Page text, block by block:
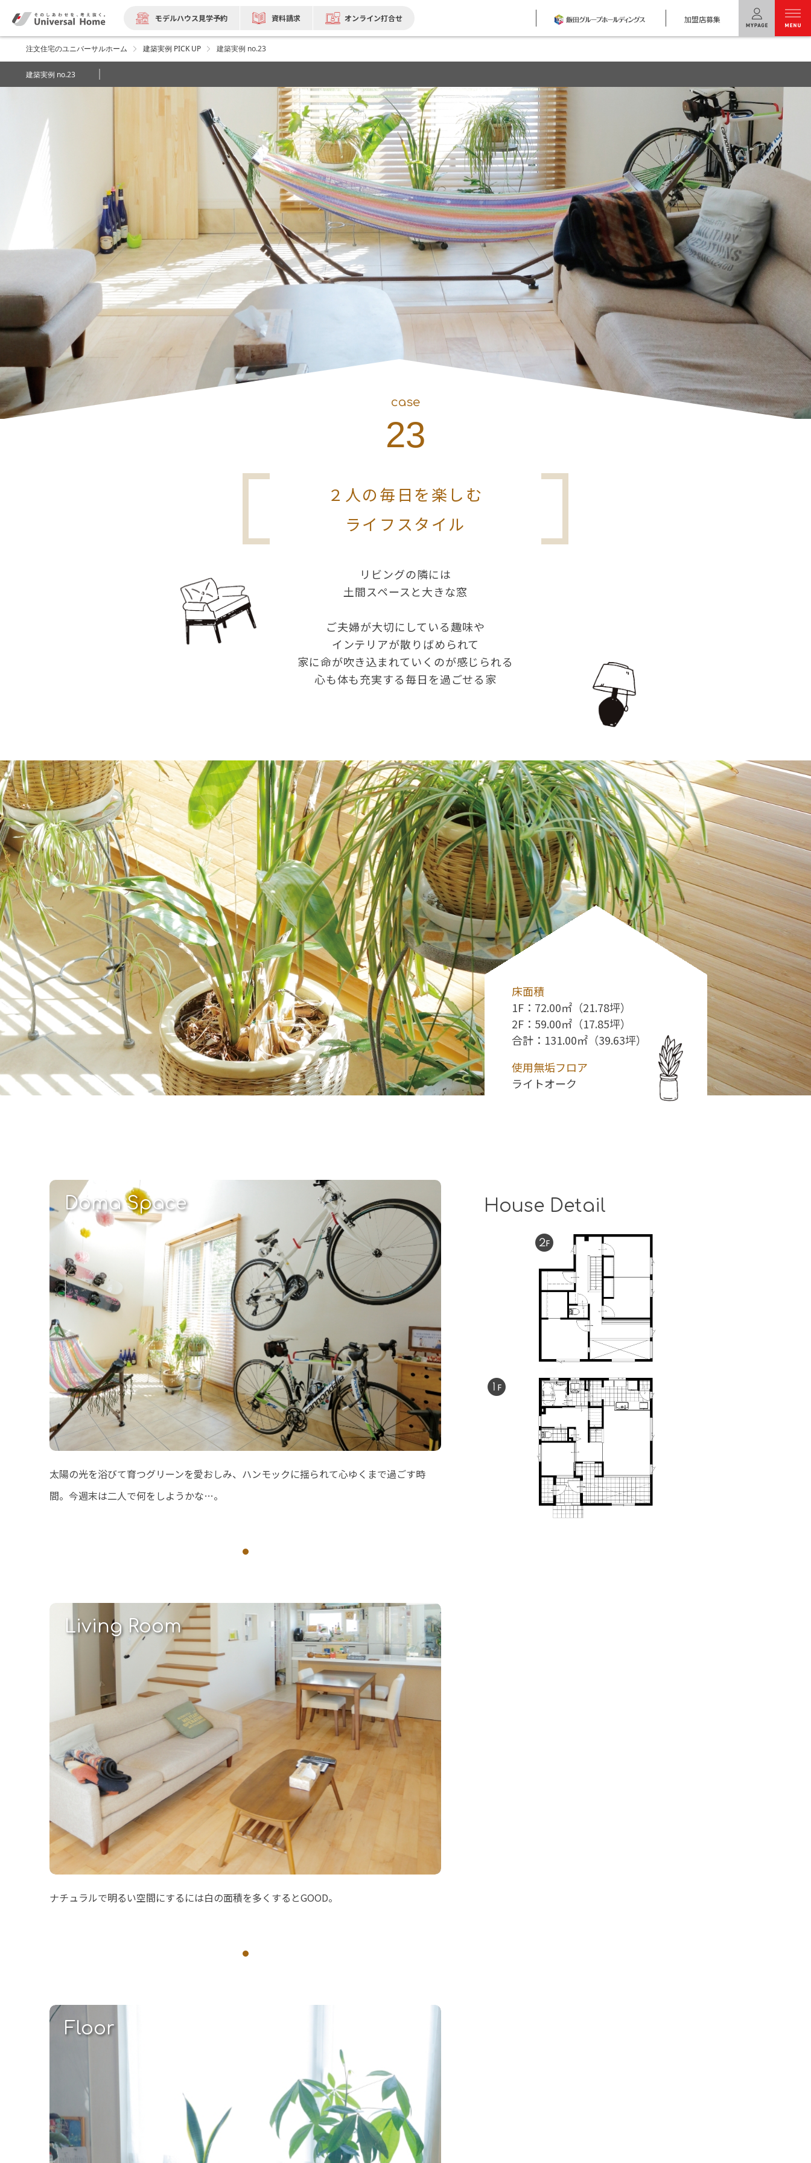
モデルハウス見学予約 資料請求 オンライン打合せ 加盟店募集
ユニバーサルホームの特長
コンセプトプラン
テクノロジー
建築実例
モデルハウス検索・見学予約
シミュレー ション
キャンペーン・ コラボ情報
家づくりの知識
企業情報
お問い合わせ
注文住宅のユニバーサルホーム 建築実例 PICK UP 建築実例 no.23
建築実例 no.23
case
23
２人の毎日を楽しむ
ライフスタイル
リビングの隣には
土間スペースと大きな窓
ご夫婦が大切にしている趣味や
インテリアが散りばめられて
家に命が吹き込まれていくのが感じられる
心も体も充実する毎日を過ごせる家
床面積
1F：72.00㎡（21.78坪）
2F：59.00㎡（17.85坪）
合計：131.00㎡（39.63坪）
使用無垢フロア
ライトオーク
Doma Space
太陽の光を浴びて育つグリーンを愛おしみ、ハンモックに揺られて心ゆくまで過ごす時
間。今週末は二人で何をしようかな…。
Living Room
ナチュラルで明るい空間にするには白の面積を多くするとGOOD。
Floor
House Detail